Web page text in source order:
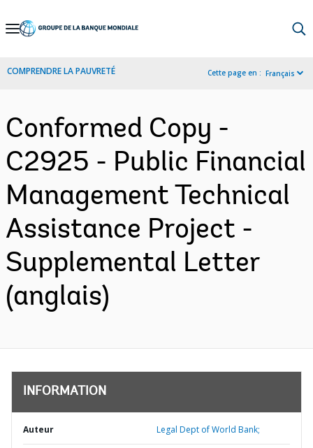
Skip
Navigation
COMPRENDRE LA PAUVRETÉ Cette page en : Français
Conformed Copy -
C2925 - Public Financial
Management Technical
Assistance Project -
Supplemental Letter
(anglais)
INFORMATION
Auteur Legal Dept of World Bank;